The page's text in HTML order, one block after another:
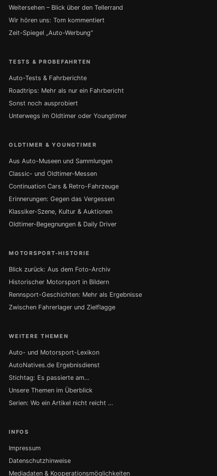
Weitersehen – Blick über den Tellerrand
Wir hören uns: Tom kommentiert
Zeit-Spiegel „Auto-Werbung“
TESTS & PROBEFAHRTEN
Auto-Tests & Fahrberichte
Roadtrips: Mehr als nur ein Fahrbericht
Sonst noch ausprobiert
Unterwegs im Oldtimer oder Youngtimer
OLDTIMER & YOUNGTIMER
Aus Auto-Museen und Sammlungen
Classic- und Oldtimer-Messen
Continuation Cars & Retro-Fahrzeuge
Erinnerungen: Gegen das Vergessen
Klassiker-Szene, Kultur & Auktionen
Oldtimer-Begegnungen & Daily Driver
MOTORSPORT-HISTORIE
Blick zurück: Aus dem Foto-Archiv
Historischer Motorsport in Bildern
Rennsport-Geschichten: Mehr als Ergebnisse
Zwischen Fahrerlager und Zielflagge
WEITERE THEMEN
Auto- und Motorsport-Lexikon
AutoNatives.de Ergebnisdienst
Stichtag: Es passierte am…
Unsere Themen im Überblick
Serien: Wo ein Artikel nicht reicht …
INFOS
Impressum
Datenschutzhinweise
Mediadaten & Kooperationsmöglichkeiten